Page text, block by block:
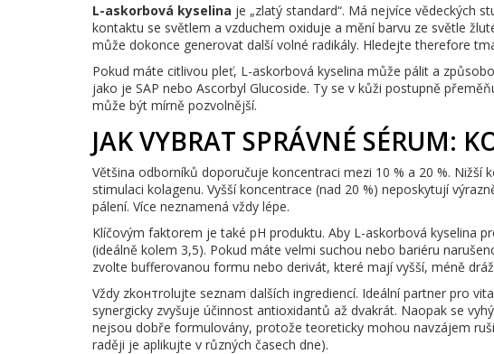
L-askorbová kyselina je „zlatý standard“. Má nejvíce vědeckých
kontaktu se světlem a vzduchem oxiduje a mění barvu ze světle
může dokonce generovat další volné radikály. Hledejte therefore
Pokud máte citlivou pleť, L-askorbová kyselina může pálit a
jako je SAP nebo Ascorbyl Glucoside. Ty se v kůži postupně
může být mírně pozvolnější.
JAK VYBRAT SPRÁVNÉ SÉRUM:
Většina odborníků doporučuje koncentraci mezi 10 % a 20 %.
stimulaci kolagenu. Vyšší koncentrace (nad 20 %) neposkytují
pálení. Více neznamená vždy lépe.
Klíčovým faktorem je také pH produktu. Aby L-askorbová kyselina
(ideálně kolem 3,5). Pokud máte velmi suchou nebo bariéru
zvolte bufferovanou formu nebo derivát, které mají vyšší, méně
Vždy zkонтrolujte seznam dalších ingrediencí. Ideální partner pro
synergicky zvyšuje účinnost antioxidantů až dvakrát. Naopak se
nejsou dobře formulovány, protože teoreticky mohou navzájem
raději je aplikujte v různých časech dne).